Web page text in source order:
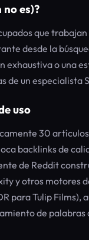
no es)?
que
desde la
exhaustiva o una
de un especialista
uso
30
backlinks de
de Reddit
y otros motores
para Tulip
de